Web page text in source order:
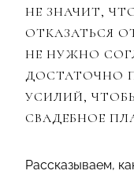
НЕ ЗНАЧИТ,
ОТКАЗАТЬСЯ
НЕ НУЖНО
ДОСТАТОЧНО
УСИЛИЙ,
СВАДЕБНОЕ
Рассказываем,